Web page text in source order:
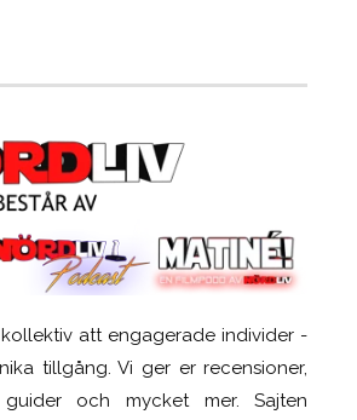
att engagerade individer -
tillgång. Vi ger er recensioner,
guider och mycket mer. Sajten
SCUF Gaming Omega